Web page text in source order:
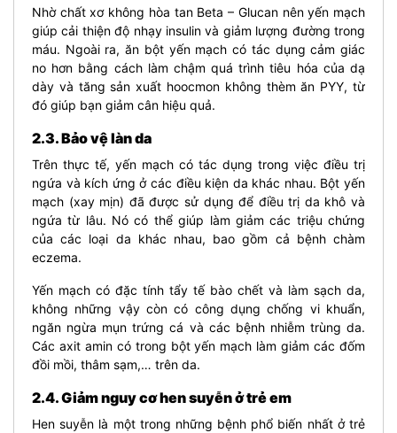
Nhờ chất xơ không hòa tan Beta – Glucan nên yến mạch
giúp cải thiện độ nhạy insulin và giảm lượng đường trong
máu. Ngoài ra, ăn bột yến mạch có tác dụng cảm giác
no hơn bằng cách làm chậm quá trình tiêu hóa của dạ
dày và tăng sản xuất hoocmon không thèm ăn PYY, từ
đó giúp bạn giảm cân hiệu quả.
2.3. Bảo vệ làn da
Trên thực tế, yến mạch có tác dụng trong việc điều trị
ngứa và kích ứng ở các điều kiện da khác nhau. Bột yến
mạch (xay mịn) đã được sử dụng để điều trị da khô và
ngứa từ lâu. Nó có thể giúp làm giảm các triệu chứng
của các loại da khác nhau, bao gồm cả bệnh chàm
eczema.
Yến mạch có đặc tính tẩy tế bào chết và làm sạch da,
không những vậy còn có công dụng chống vi khuẩn,
ngăn ngừa mụn trứng cá và các bệnh nhiễm trùng da.
Các axit amin có trong bột yến mạch làm giảm các đốm
đồi mồi, thâm sạm,… trên da.
2.4. Giảm nguy cơ hen suyễn ở trẻ em
Hen suyễn là một trong những bệnh phổ biến nhất ở trẻ